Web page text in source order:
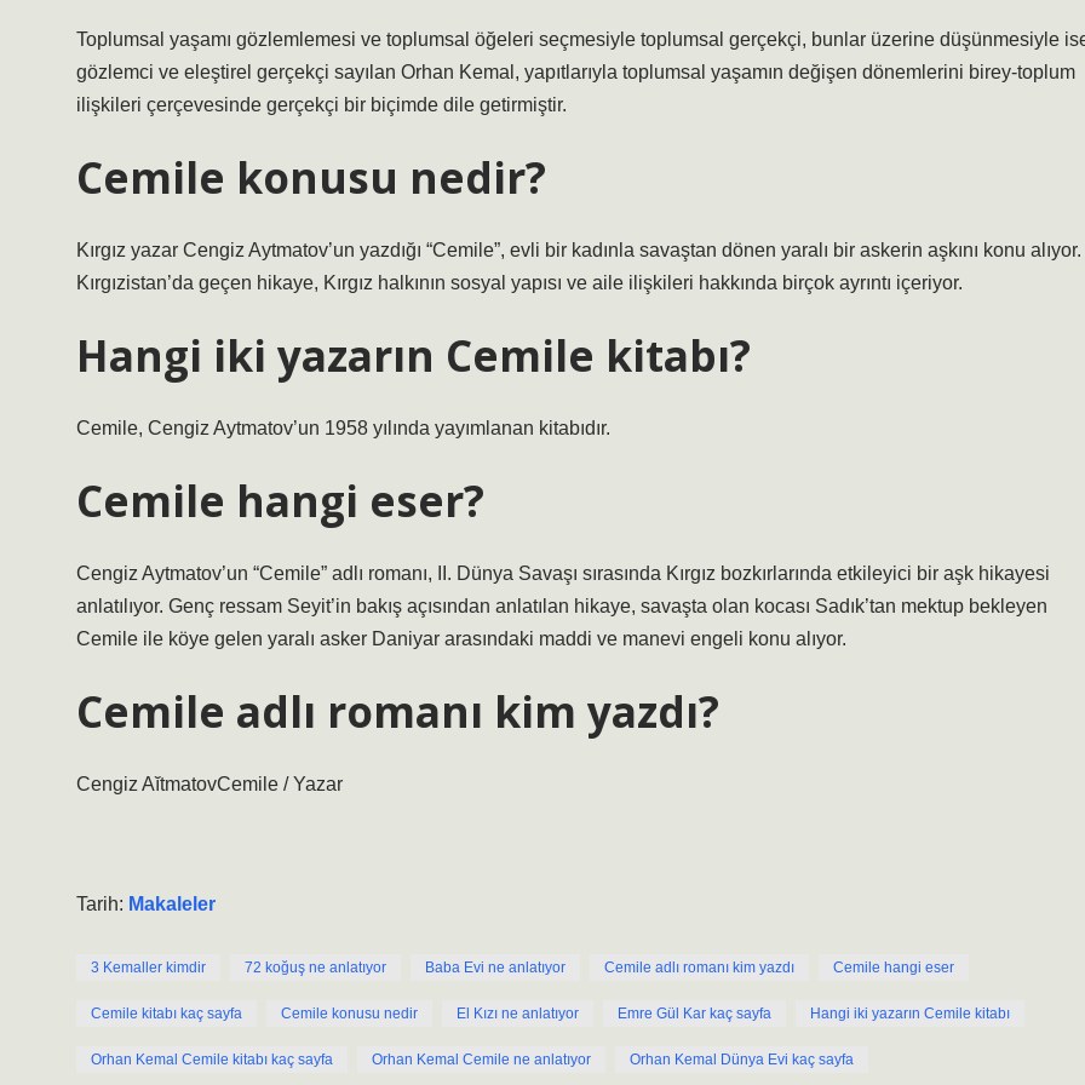
Toplumsal yaşamı gözlemlemesi ve toplumsal öğeleri seçmesiyle toplumsal gerçekçi, bunlar üzerine düşünmesiyle
gözlemci ve eleştirel gerçekçi sayılan Orhan Kemal, yapıtlarıyla toplumsal yaşamın değişen dönemlerini birey-toplum
ilişkileri çerçevesinde gerçekçi bir biçimde dile getirmiştir.
Cemile konusu nedir?
Kırgız yazar Cengiz Aytmatov’un yazdığı “Cemile”, evli bir kadınla savaştan dönen yaralı bir askerin aşkını konu alıyor.
Kırgızistan’da geçen hikaye, Kırgız halkının sosyal yapısı ve aile ilişkileri hakkında birçok ayrıntı içeriyor.
Hangi iki yazarın Cemile kitabı?
Cemile, Cengiz Aytmatov’un 1958 yılında yayımlanan kitabıdır.
Cemile hangi eser?
Cengiz Aytmatov’un “Cemile” adlı romanı, II. Dünya Savaşı sırasında Kırgız bozkırlarında etkileyici bir aşk hikayesi
anlatılıyor. Genç ressam Seyit’in bakış açısından anlatılan hikaye, savaşta olan kocası Sadık’tan mektup bekleyen
Cemile ile köye gelen yaralı asker Daniyar arasındaki maddi ve manevi engeli konu alıyor.
Cemile adlı romanı kim yazdı?
Cengiz AĭtmatovCemile / Yazar
Tarih: Makaleler
3 Kemaller kimdir 72 koğuş ne anlatıyor Baba Evi ne anlatıyor Cemile adlı romanı kim yazdı Cemile hangi eser
Cemile kitabı kaç sayfa Cemile konusu nedir El Kızı ne anlatıyor Emre Gül Kar kaç sayfa Hangi iki yazarın Cemile kitabı
Orhan Kemal Cemile kitabı kaç sayfa Orhan Kemal Cemile ne anlatıyor Orhan Kemal Dünya Evi kaç sayfa